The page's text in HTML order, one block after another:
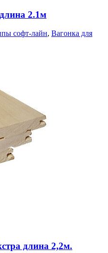
2.1м
софт-лайн, Вагонка для
длина 2,2м.